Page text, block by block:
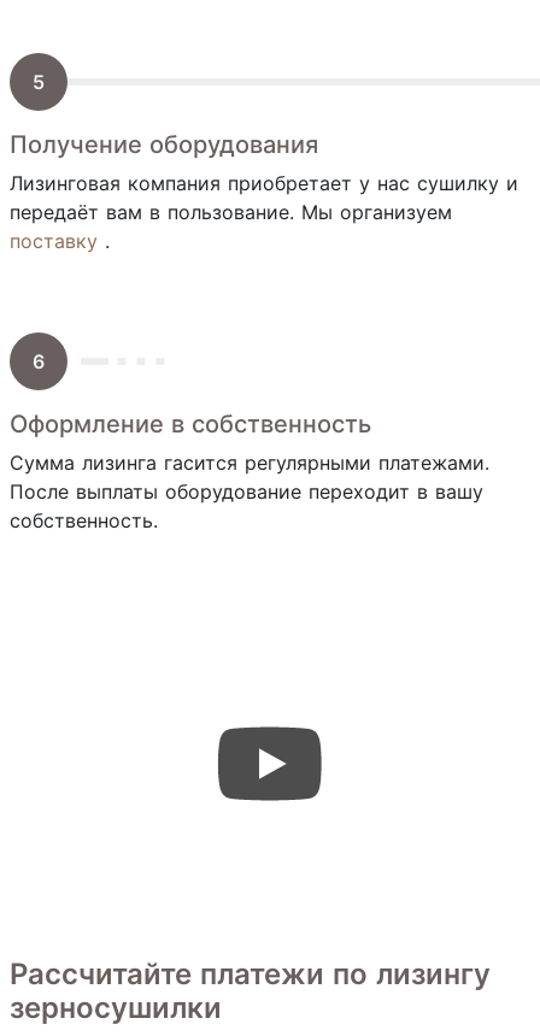
Получение оборудования
Лизинговая компания приобретает у нас сушилку и
передаёт вам в пользование. Мы организуем
поставку .
Оформление в собственность
Сумма лизинга гасится регулярными платежами.
После выплаты оборудование переходит в вашу
собственность.
Рассчитайте платежи по лизингу
зерносушилки